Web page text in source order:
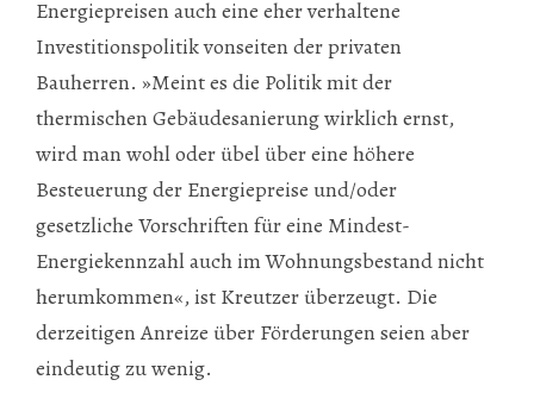
Energiepreisen auch eine eher verhaltene
Investitionspolitik vonseiten der privaten
Bauherren. »Meint es die Politik mit der
thermischen Gebäudesanierung wirklich ernst,
wird man wohl oder übel über eine höhere
Besteuerung der Energiepreise und/oder
gesetzliche Vorschriften für eine Mindest-
Energiekennzahl auch im Wohnungsbestand nicht
herumkommen«, ist Kreutzer überzeugt. Die
derzeitigen Anreize über Förderungen seien aber
eindeutig zu wenig.